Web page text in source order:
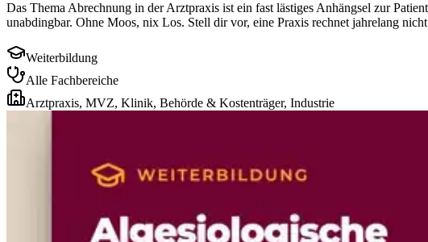
Das Thema Abrechnung in der Arztpraxis ist ein fast lästiges Anhängsel zur
unabdingbar. Ohne Moos, nix Los. Stell dir vor, eine Praxis rechnet jahrelang
Weiterbildung
Alle Fachbereiche
Arztpraxis, MVZ, Klinik, Behörde & Kostenträger, Industrie